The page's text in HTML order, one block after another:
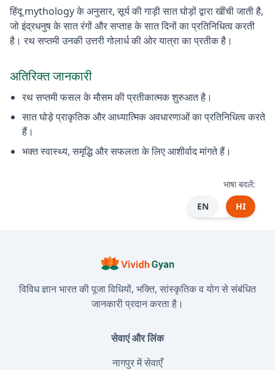
हिंदू mythology के अनुसार, सूर्य की गाड़ी सात घोड़ों द्वारा खींची जाती है,
जो इंद्रधनुष के सात रंगों और सप्ताह के सात दिनों का प्रतिनिधित्व करती
है। रथ सप्तमी उनकी उत्तरी गोलार्ध की ओर यात्रा का प्रतीक है।
अतिरिक्त जानकारी
रथ सप्तमी फसल के मौसम की प्रतीकात्मक शुरुआत है।
सात घोड़े प्राकृतिक और आध्यात्मिक अवधारणाओं का प्रतिनिधित्व करते
हैं।
भक्त स्वास्थ्य, समृद्धि और सफलता के लिए आशीर्वाद मांगते हैं।
भाषा बदलें:
EN
HI
विविध ज्ञान भारत की पूजा विधियों, भक्ति, सांस्कृतिक व योग से संबंधित
जानकारी प्रदान करता है।
सेवाएं और लिंक
नागपुर में सेवाएँ